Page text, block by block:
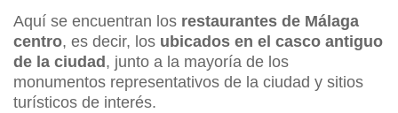
Aquí se encuentran los restaurantes de Málaga
centro, es decir, los ubicados en el casco antiguo
de la ciudad , junto a la mayoría de los
monumentos representativos de la ciudad y sitios
turísticos de interés.